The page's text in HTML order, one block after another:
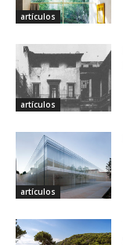
artículos
artículos
artículos